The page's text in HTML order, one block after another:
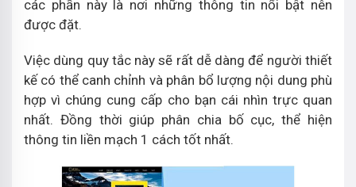
các phần này là nơi những thông tin nổi bật nên
được đặt.
Việc dùng quy tắc này sẽ rất dễ dàng để người thiết
kế có thể canh chỉnh và phân bổ lượng nội dung phù
hợp vì chúng cung cấp cho bạn cái nhìn trực quan
nhất. Đồng thời giúp phân chia bố cục, thể hiện
thông tin liền mạch 1 cách tốt nhất.